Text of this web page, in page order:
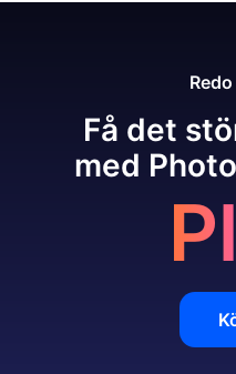
Få det
med